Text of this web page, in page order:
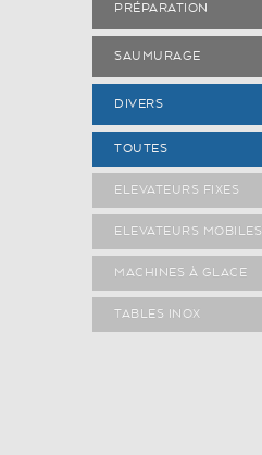
PRÉPARATION
SAUMURAGE
DIVERS
TOUTES
ELEVATEURS FIXES
ELEVATEURS MOBILES
MACHINES À GLACE
TABLES INOX